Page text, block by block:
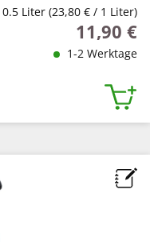
0.5 Liter (23,80 € / 1 Liter)
Regulärer
11,90 €
1-2 Werktage